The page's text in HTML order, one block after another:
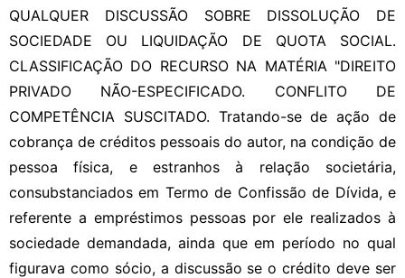
QUALQUER DISCUSSÃO SOBRE DISSOLUÇÃO DE
SOCIEDADE OU LIQUIDAÇÃO DE QUOTA SOCIAL.
CLASSIFICAÇÃO DO RECURSO NA MATÉRIA "DIREITO
PRIVADO NÃO-ESPECIFICADO. CONFLITO DE
COMPETÊNCIA SUSCITADO. Tratando-se de ação de
cobrança de créditos pessoais do autor, na condição de
pessoa física, e estranhos à relação societária,
consubstanciados em Termo de Confissão de Dívida, e
referente a empréstimos pessoas por ele realizados à
sociedade demandada, ainda que em período no qual
figurava como sócio, a discussão se o crédito deve ser